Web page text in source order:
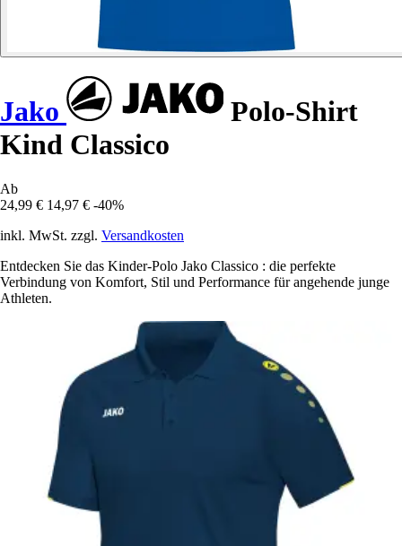
Jako
Polo-Shirt
Kind Classico
Ab
24,99 € 14,97 € -40%
inkl. MwSt. zzgl. Versandkosten
Entdecken Sie das Kinder-Polo Jako Classico : die perfekte
Verbindung von Komfort, Stil und Performance für angehende junge
Athleten.